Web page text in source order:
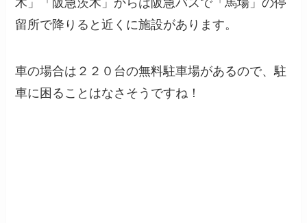
留所で降りると近くに施設があります。
車の場合は２２０台の無料駐車場があるので、駐
車に困ることはなさそうですね！